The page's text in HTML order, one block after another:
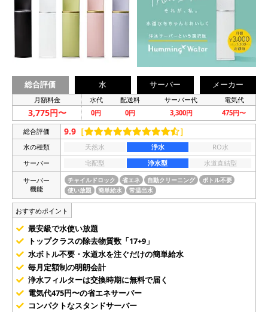
総合評価 水 サーバー メーカー
月額料金 水代 配送料 サーバー代 電気代
3,775円〜 0円 0円 3,300円 475円〜
総合評価 9.9 ［ ］
水の種類 天然水 浄水
RO水
サーバー
宅配型 浄水型
水道直結型
サーバー
機能
チャイルドロック 省エネ 自動クリーニング
ボトル不要
使い放題
簡単給水 常温出水
おすすめポイント
最安級で水使い放題
トップクラスの除去物質数「17+9」
水ボトル不要・水道水を注ぐだけの簡単給水
毎月定額制の明朗会計
浄水フィルターは交換時期に無料で届く
電気代475円〜の省エネサーバー
コンパクトなスタンドサーバー